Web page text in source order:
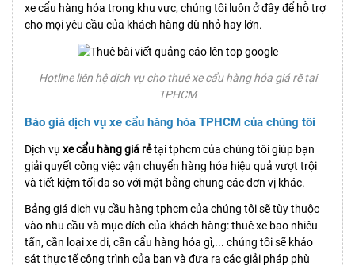
xe cẩu hàng hóa trong khu vực, chúng tôi luôn ở đây để hỗ trợ
cho mọi yêu cầu của khách hàng dù nhỏ hay lớn.
Hotline liên hệ dịch vụ cho thuê xe cẩu hàng hóa giá rẽ tại
TPHCM
Báo giá dịch vụ xe cẩu hàng hóa TPHCM của chúng tôi
Dịch vụ xe cẩu hàng giá rẻtại tphcm của chúng tôi giúp bạn
giải quyết công việc vận chuyển hàng hóa hiệu quả vượt trội
và tiết kiệm tối đa so với mặt bằng chung các đơn vị khác.
Bảng giá dịch vụ cầu hàng tphcm của chúng tôi sẽ tùy thuộc
vào nhu cầu và mục đích của khách hàng: thuê xe bao nhiêu
tấn, cần loại xe di, cần cẩu hàng hóa gì,... chúng tôi sẽ khảo
sát thực tế công trình của bạn và đưa ra các giải pháp phù